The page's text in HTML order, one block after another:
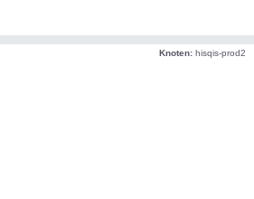
Knoten: hisqis-prod2